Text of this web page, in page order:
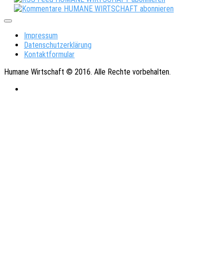
Impressum
Datenschutzerklärung
Kontaktformular
Humane Wirtschaft © 2016. Alle Rechte vorbehalten.